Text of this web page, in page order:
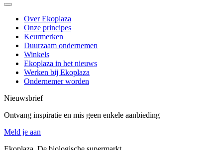
Over Ekoplaza
Onze principes
Keurmerken
Duurzaam ondernemen
Winkels
Ekoplaza in het nieuws
Werken bij Ekoplaza
Ondernemer worden
Nieuwsbrief
Ontvang inspiratie en mis geen enkele aanbieding
Meld je aan